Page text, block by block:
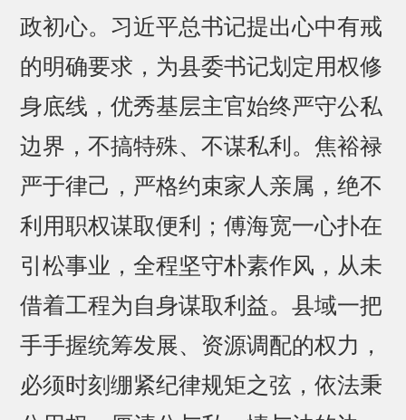
政初心。习近平总书记提出心中有戒
的明确要求，为县委书记划定用权修
身底线，优秀基层主官始终严守公私
边界，不搞特殊、不谋私利。焦裕禄
严于律己，严格约束家人亲属，绝不
利用职权谋取便利；傅海宽一心扑在
引松事业，全程坚守朴素作风，从未
借着工程为自身谋取利益。县域一把
手手握统筹发展、资源调配的权力，
必须时刻绷紧纪律规矩之弦，依法秉